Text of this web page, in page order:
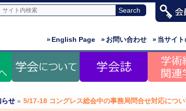
»当サイ
»お問い合わせ
»English Page
らせ » 5/17-18 コングレス総会中の事務局問合せ対応につい